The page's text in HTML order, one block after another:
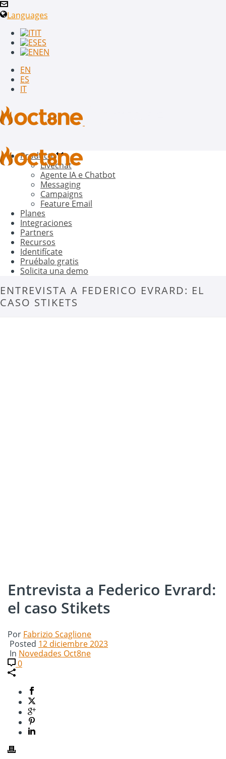
Languages
IT
ES
EN
EN
ES
IT
Producto
Livechat
Agente IA e Chatbot
Messaging
Campaigns
Feature Email
Planes
Integraciones
Partners
Recursos
Identifícate
Pruébalo gratis
Solicita una demo
ENTREVISTA A FEDERICO EVRARD: EL
CASO STIKETS
Entrevista a Federico Evrard:
el caso Stikets
Por Fabrizio Scaglione
Posted 12 diciembre 2023
In Novedades Oct8ne
0